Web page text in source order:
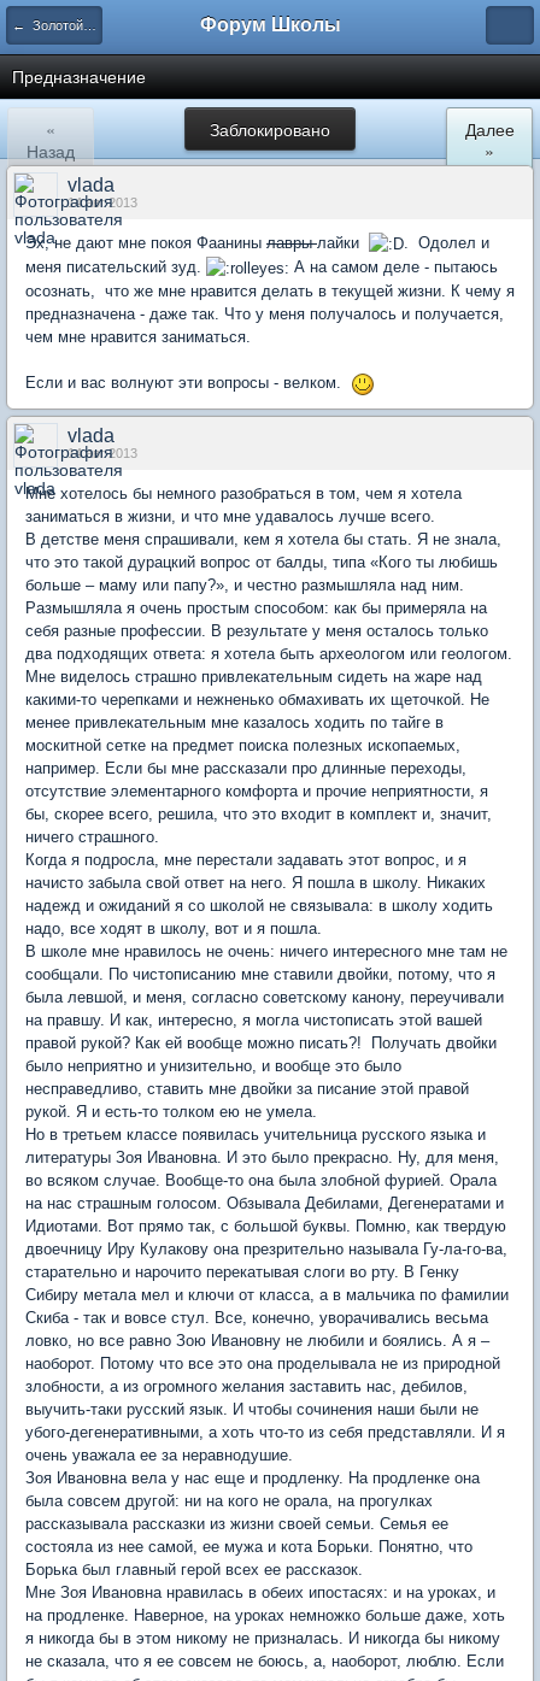
← Золотой фонд форума Форум Школы
Предназначение
Заблокировано
«
Назад
Далее
»
vlada
14 авг 2013
Эх, не дают мне покоя Фаанины лаврылайки
. Одолел и
меня писательский зуд.
А на самом деле - пытаюсь
осознать, что же мне нравится делать в текущей жизни. К чему я
предназначена - даже так. Что у меня получалось и получается,
чем мне нравится заниматься.
Если и вас волнуют эти вопросы - велком.
vlada
14 авг 2013
Мне хотелось бы немного разобраться в том, чем я хотела
заниматься в жизни, и что мне удавалось лучше всего.
В детстве меня спрашивали, кем я хотела бы стать. Я не знала,
что это такой дурацкий вопрос от балды, типа «Кого ты любишь
больше – маму или папу?», и честно размышляла над ним.
Размышляла я очень простым способом: как бы примеряла на
себя разные профессии. В результате у меня осталось только
два подходящих ответа: я хотела быть археологом или геологом.
Мне виделось страшно привлекательным сидеть на жаре над
какими-то черепками и нежненько обмахивать их щеточкой. Не
менее привлекательным мне казалось ходить по тайге в
москитной сетке на предмет поиска полезных ископаемых,
например. Если бы мне рассказали про длинные переходы,
отсутствие элементарного комфорта и прочие неприятности, я
бы, скорее всего, решила, что это входит в комплект и, значит,
ничего страшного.
Когда я подросла, мне перестали задавать этот вопрос, и я
начисто забыла свой ответ на него. Я пошла в школу. Никаких
надежд и ожиданий я со школой не связывала: в школу ходить
надо, все ходят в школу, вот и я пошла.
В школе мне нравилось не очень: ничего интересного мне там не
сообщали. По чистописанию мне ставили двойки, потому, что я
была левшой, и меня, согласно советскому канону, переучивали
на правшу. И как, интересно, я могла чистописать этой вашей
правой рукой? Как ей вообще можно писать?! Получать двойки
было неприятно и унизительно, и вообще это было
несправедливо, ставить мне двойки за писание этой правой
рукой. Я и есть-то толком ею не умела.
Но в третьем классе появилась учительница русского языка и
литературы Зоя Ивановна. И это было прекрасно. Ну, для меня,
во всяком случае. Вообще-то она была злобной фурией. Орала
на нас страшным голосом. Обзывала Дебилами, Дегенератами и
Идиотами. Вот прямо так, с большой буквы. Помню, как твердую
двоечницу Иру Кулакову она презрительно называла Гу-ла-го-ва,
старательно и нарочито перекатывая слоги во рту. В Генку
Сибиру метала мел и ключи от класса, а в мальчика по фамилии
Скиба - так и вовсе стул. Все, конечно, уворачивались весьма
ловко, но все равно Зою Ивановну не любили и боялись. А я –
наоборот. Потому что все это она проделывала не из природной
злобности, а из огромного желания заставить нас, дебилов,
выучить-таки русский язык. И чтобы сочинения наши были не
убого-дегенеративными, а хоть что-то из себя представляли. И я
очень уважала ее за неравнодушие.
Зоя Ивановна вела у нас еще и продленку. На продленке она
была совсем другой: ни на кого не орала, на прогулках
рассказывала рассказки из жизни своей семьи. Семья ее
состояла из нее самой, ее мужа и кота Борьки. Понятно, что
Борька был главный герой всех ее рассказок.
Мне Зоя Ивановна нравилась в обеих ипостасях: и на уроках, и
на продленке. Наверное, на уроках немножко больше даже, хоть
я никогда бы в этом никому не призналась. И никогда бы никому
не сказала, что я ее совсем не боюсь, а, наоборот, люблю. Если